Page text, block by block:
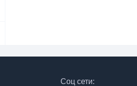
Соц сети: